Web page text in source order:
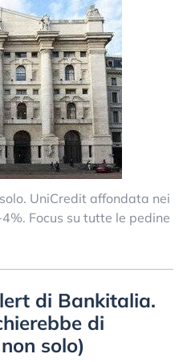
UniCredit affondata nei
Focus su tutte le pedine
di Bankitalia.
di
solo)